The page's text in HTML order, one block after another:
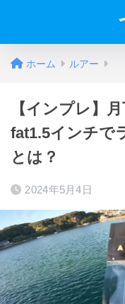
ホーム ルアー
【インプレ】
fat1.5インチで
とは？
2024年5月4日